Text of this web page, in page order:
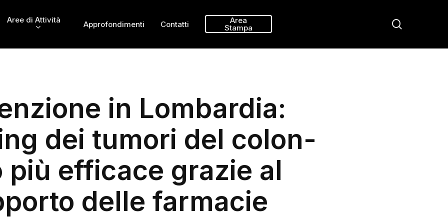
Aree di Attività Approfondimenti Contatti Area
Stampa
in Lombardia:
dei tumori del colon-
più efficace grazie al
delle farmacie